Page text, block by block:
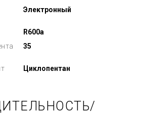
Электронный
R600a
35
Циклопентан